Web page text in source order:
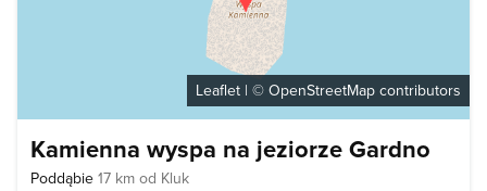
Leaflet | © OpenStreetMap contributors
Kamienna wyspa na jeziorze Gardno
Poddąbie 17 km od Kluk